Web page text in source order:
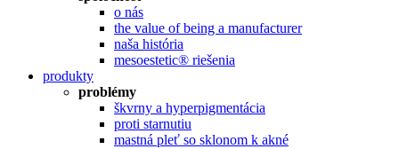
o nás
the value of being a manufacturer
naša história
mesoestetic® riešenia
produkty
problémy
škvrny a hyperpigmentácia
proti starnutiu
mastná pleť so sklonom k ​​akné